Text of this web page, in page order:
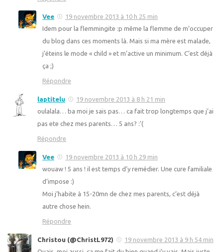
Vee
19 novembre 2013 à 10 h 25 min
Idem pour la flemmingite :p même la flemme de m’occuper
du blog dans ces moments là. Mais si ma mère est malade,
j’éteins le mode « child » et m’active un minimum. C’est déjà
ça ;)
Répondre
laptitelu
19 novembre 2013 à 8 h 21 min
oulalala… ba moi je sais pas… ca fait trop longtemps que j’ai
pas ete chez mes parents… 5 ans? :'(
Répondre
Vee
19 novembre 2013 à 10 h 29 min
wouaw ! 5 ans ! il est temps d’y remédier. Une cure familiale
d’impose :)
Moi j’habite à 15-20mn de chez mes parents, c’est déjà
autre chose hein.
Répondre
Christou (@ChristL972)
19 novembre 2013 à 9 h 54 min